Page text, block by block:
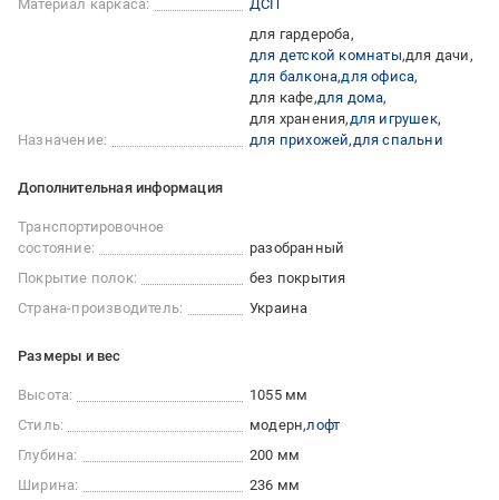
Материал каркаса: ДСП
Назначение:
для гардероба
для детской комнаты для дачи
для балкона для офиса
для кафе для дома
для хранения для игрушек
для прихожей для спальни
Дополнительная информация
Транспортировочное
состояние:
разобранный
Покрытие полок:
без покрытия
Страна-производитель:
Украина
Размеры и вес
Высота:
1055 мм
Стиль:
модерн лофт
Глубина:
200 мм
Ширина:
236 мм